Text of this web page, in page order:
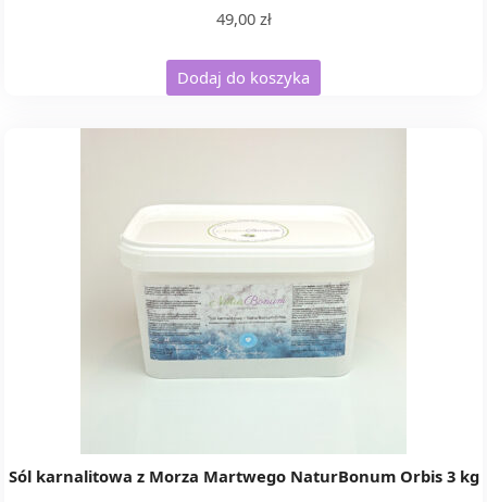
49,00 zł
Dodaj do koszyka
Sól karnalitowa z Morza Martwego NaturBonum Orbis 3 kg